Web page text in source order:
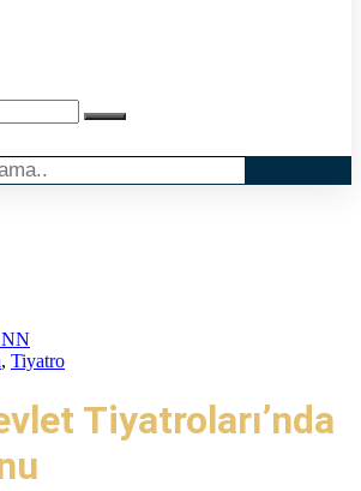
NN
, Tiyatro
Tiyatroları’nda